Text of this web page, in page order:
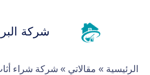
شركة
الرئيسية » مقالاتي » شركة شراء